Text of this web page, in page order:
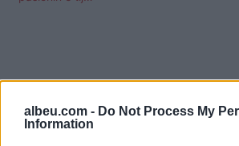
albeu.com - Do Not Process My
Information